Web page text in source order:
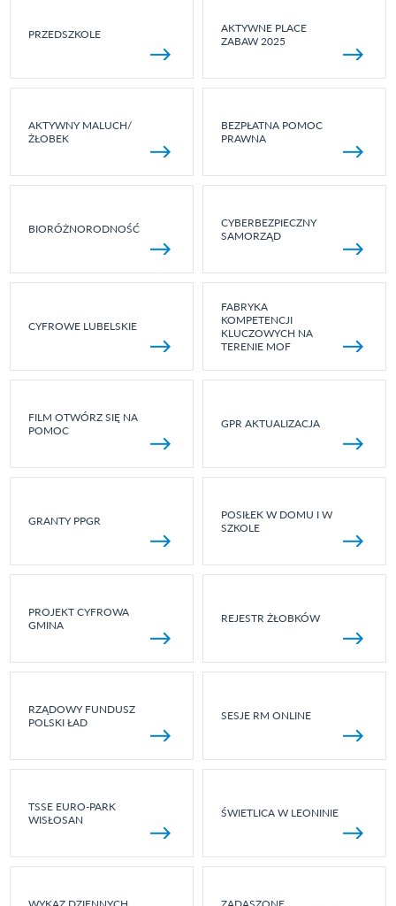
PRZEDSZKOLE
AKTYWNE PLACE
ZABAW 2025
AKTYWNY MALUCH/
ŻŁOBEK
BEZPŁATNA POMOC
PRAWNA
BIORÓŻNORODNOŚĆ
CYBERBEZPIECZNY
SAMORZĄD
CYFROWE LUBELSKIE
FABRYKA
KOMPETENCJI
KLUCZOWYCH NA
TERENIE MOF
FILM OTWÓRZ SIĘ NA
POMOC
GPR AKTUALIZACJA
GRANTY PPGR
POSIŁEK W DOMU I W
SZKOLE
PROJEKT CYFROWA
GMINA
REJESTR ŻŁOBKÓW
RZĄDOWY FUNDUSZ
POLSKI ŁAD
SESJE RM ONLINE
TSSE EURO-PARK
WISŁOSAN
ŚWIETLICA W LEONINIE